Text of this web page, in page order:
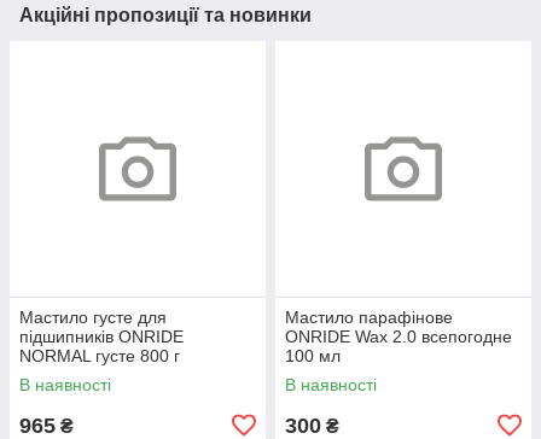
Акційні пропозиції та новинки
Мастило густе для
підшипників ONRIDE
NORMAL густе 800 г
(металева банка)
В наявності
965 ₴
Мастило парафінове
ONRIDE Wax 2.0 всепогодне
100 мл
В наявності
300 ₴